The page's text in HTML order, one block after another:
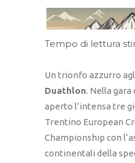
Tempo di lettura
Un trionfo azzurro
Duathlon. Nella gara
aperto l’intensa tre
Trentino European
Championship con
continentali della